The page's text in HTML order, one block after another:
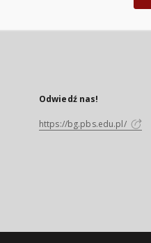
Odwiedź nas!
https://bg.pbs.edu.pl/